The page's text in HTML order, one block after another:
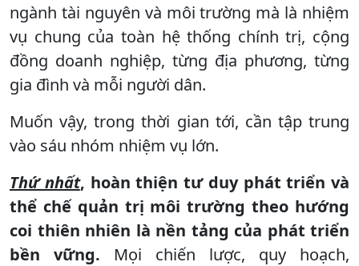
ngành tài nguyên và môi trường mà là nhiệm
vụ chung của toàn hệ thống chính trị, cộng
đồng doanh nghiệp, từng địa phương, từng
gia đình và mỗi người dân.
Muốn vậy, trong thời gian tới, cần tập trung
vào sáu nhóm nhiệm vụ lớn.
Thứ nhất, hoàn thiện tư duy phát triển và
thể chế quản trị môi trường theo hướng
coi thiên nhiên là nền tảng của phát triển
bền vững. Mọi chiến lược, quy hoạch,